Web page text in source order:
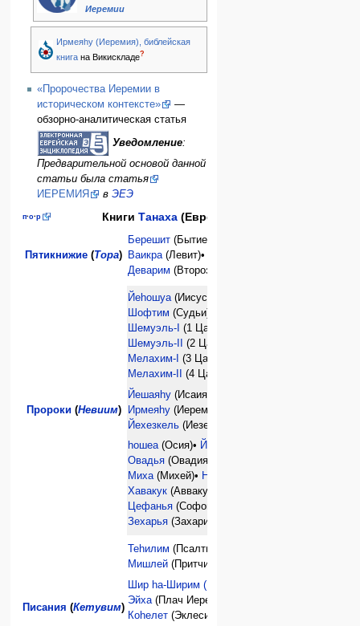
Иеремии
Ирмеяhу (Иеремия), библейская
книгана Викискладе?
«Пророчества Иеремии в
историческом контексте»
—
обзорно-аналитическая статья
Уведомление:
Предварительной основой данной
статьи была статья
ИЕРЕМИЯ
в ЭЕЭ
п·о·р Книги Танаха(Еврейской Библии)
Пятикнижие (Тора)
Берешит (Бытие) •
Ваикра(Левит)•
Деварим (Второзаконие)
Пророки(Невиим)
Йеhошуа(Иисус Навин) •
Шофтим (Судьи)•
Шемуэль-I (1 Царств)•
Шемуэль-II
(2 Царств)•
Мелахим-I (3 Царств)•
Мелахим-II
(4 Царств)•
Йешаяhу (Исаия)•
Ирмеяhу (Иеремия)•
Йехезкель (Иезекиил)•
hошеа(Осия)• Йоэль
Овадья (Овадия)•
Миха(Михей)• Нахум
Хавакук (Аввакум)•
Цефанья (Софония)•
Зехарья (Захария)•
Писания (Кетувим)
Теhилим (Псалтырь)•
Мишлей (Притчи)•
Шир hа-Ширим (Песнь песней)
Эйха (Плач Иеремии)•
Коhелет (Эклесиаст)•